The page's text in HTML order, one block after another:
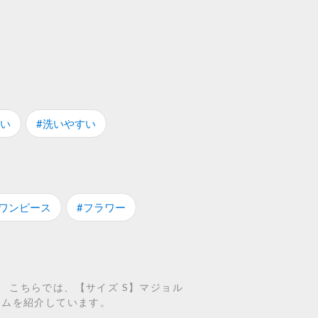
#洗いやすい
ンピース #フラワー
こちらでは、【サイズ S】マジョル
を紹介しています。